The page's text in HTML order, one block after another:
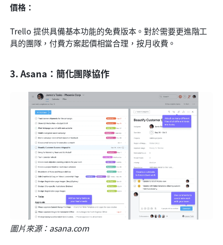
價格：
Trello 提供具備基本功能的免費版本。對於需要更進階工
具的團隊，付費方案起價相當合理，按月收費。
3. Asana：簡化團隊協作
圖片來源：asana.com